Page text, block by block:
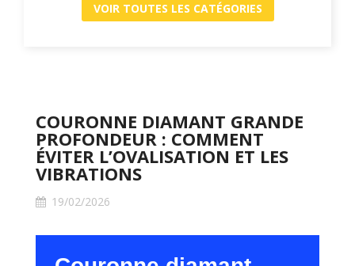
VOIR TOUTES LES CATÉGORIES
COURONNE DIAMANT GRANDE
PROFONDEUR : COMMENT
ÉVITER L’OVALISATION ET LES
VIBRATIONS
19/02/2026